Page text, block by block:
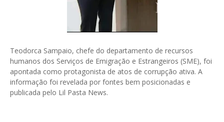
Teodorca Sampaio, chefe do departamento de recursos
humanos dos Serviços de Emigração e Estrangeiros (SME), foi
apontada como protagonista de atos de corrupção ativa. A
informação foi revelada por fontes bem posicionadas e
publicada pelo Lil Pasta News.